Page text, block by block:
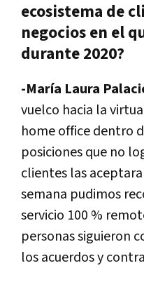
ecosistema de
negocios en el
durante 2020?
-María Laura
vuelco hacia la
home office dentro
posiciones que no
clientes las
semana pudimos
servicio 100 %
personas siguieron
los acuerdos y